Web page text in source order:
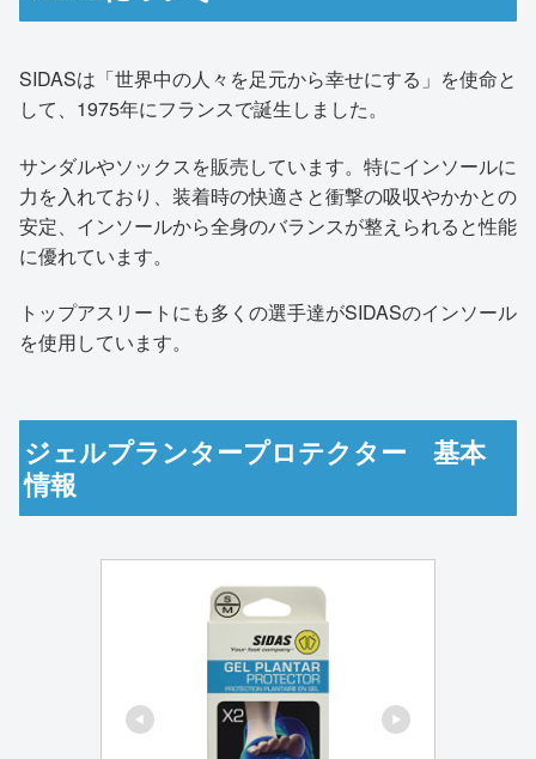
SIDASは「世界中の人々を足元から幸せにする」を使命と
して、1975年にフランスで誕生しました。
サンダルやソックスを販売しています。特にインソールに
力を入れており、装着時の快適さと衝撃の吸収やかかとの
安定、インソールから全身のバランスが整えられると性能
に優れています。
トップアスリートにも多くの選手達がSIDASのインソール
を使用しています。
ジェルプランタープロテクター 基本
情報